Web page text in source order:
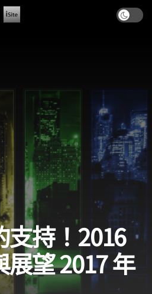
持！2016
望 2017 年